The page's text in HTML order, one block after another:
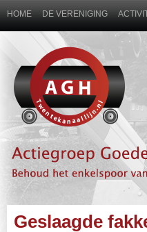
HOME DE VERENIGING
Geslaagde